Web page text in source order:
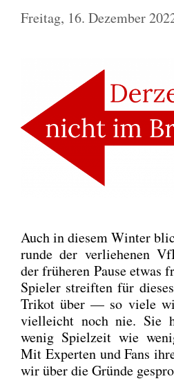
Freitag, 16. Dezember
Auch in die­sem Win­ter
run­de der ver­lie­he­nen
der frü­he­ren Pau­se etwas
Spie­ler streif­ten für
Tri­kot über — so vie­le
viel­leicht noch nie. Sie
wenig Spiel­zeit wie
Mit Exper­ten und Fans
wir über die Grün­de